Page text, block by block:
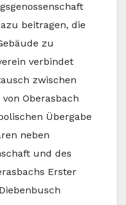
beitragen, die
zu
verbindet
zwischen
Oberasbach
Übergabe
neben
und des
Erster